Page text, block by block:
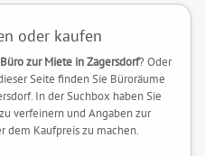
oder kaufen
Büro zur Miete in Zagersdorf? Oder
Seite finden Sie Büroräume
In der Suchbox haben Sie
verfeinern und Angaben zur
dem Kaufpreis zu machen.